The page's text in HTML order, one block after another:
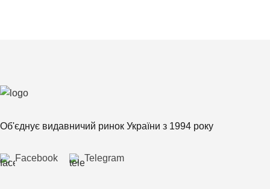
Об'єднує видавничий ринок України з 1994 року
Facebook Telegram